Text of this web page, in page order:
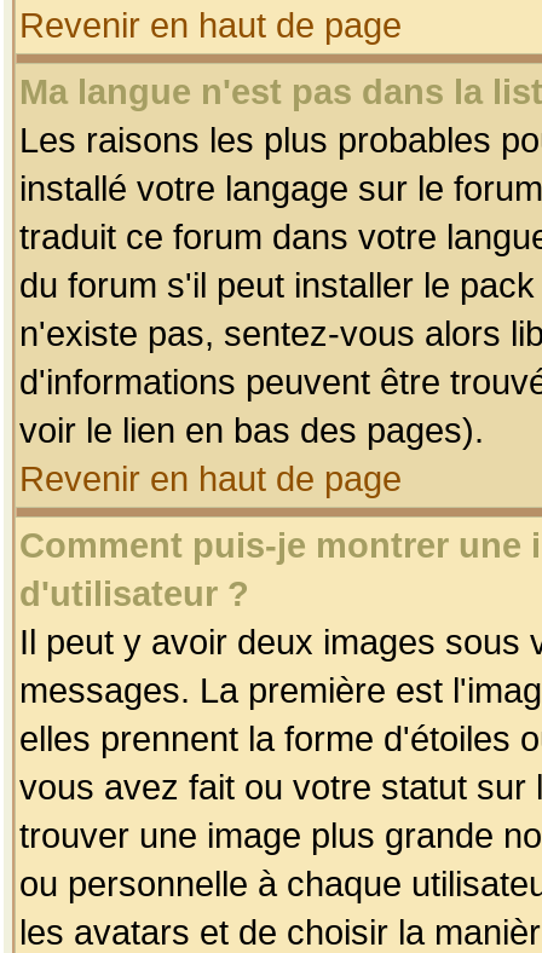
Revenir en haut de page
Ma langue n'est pas dans la
Les raisons les plus probables
installé votre langage sur le
traduit ce forum dans votre
du forum s'il peut installer le
n'existe pas, sentez-vous alors
d'informations peuvent être
voir le lien en bas des pages).
Revenir en haut de page
Comment puis-je montrer une
d'utilisateur ?
Il peut y avoir deux images sous
messages. La première est
elles prennent la forme d'étoiles
vous avez fait ou votre statut
trouver une image plus grande
ou personnelle à chaque
les avatars et de choisir la